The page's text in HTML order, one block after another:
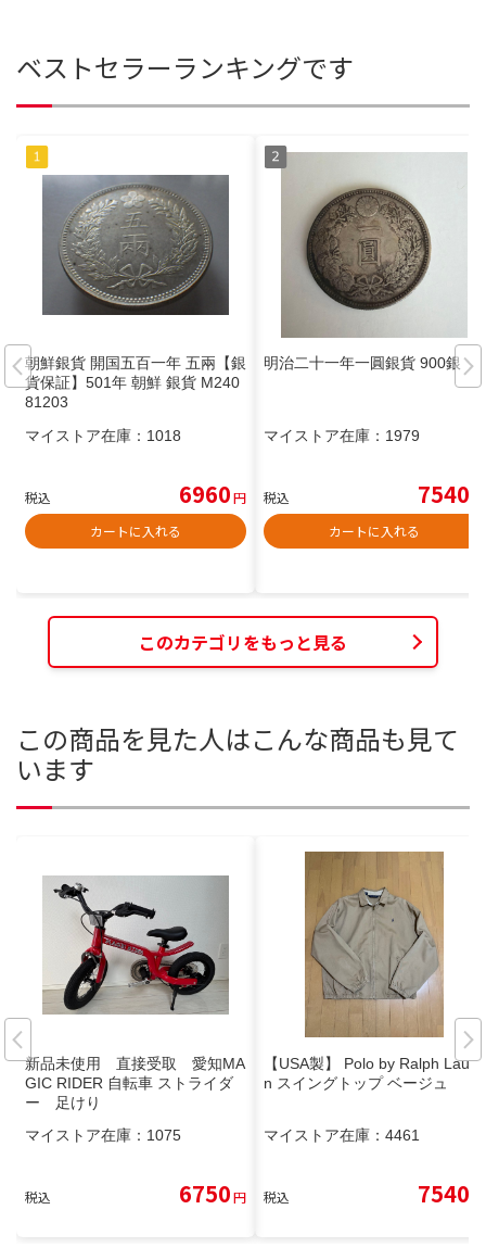
ベストセラーランキングです
朝鮮銀貨 開国五百一年 五兩【銀
貨保証】501年 朝鮮 銀貨 M240
81203
マイストア在庫： 1018
税込 6960円
カートに入れる
明治二十一年一圓銀貨 900銀
マイストア在庫： 1979
税込 7540
カートに入れる
このカテゴリをもっと見る
この商品を見た人はこんな商品も見て
います
新品未使用 直接受取 愛知MA
GIC RIDER 自転車 ストライダ
ー 足けり
マイストア在庫： 1075
税込 6750円
【USA製】 Polo by Ralph Laure
n スイングトップ ベージュ
マイストア在庫： 4461
税込 7540